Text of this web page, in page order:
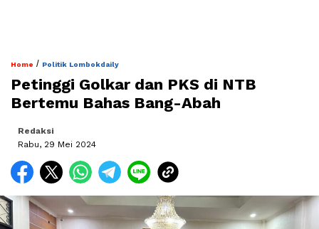
Home / Politik Lombokdaily
Petinggi Golkar dan PKS di NTB
Bertemu Bahas Bang-Abah
Redaksi
Rabu, 29 Mei 2024